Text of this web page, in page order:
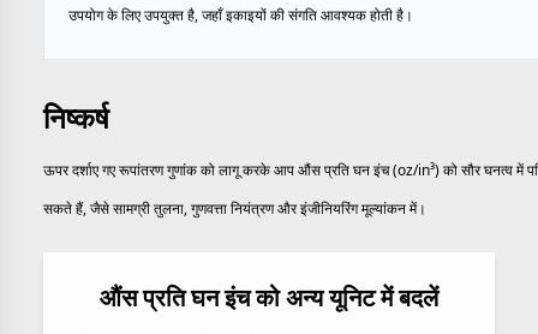
उपयोग के लिए उपयुक्त है, जहाँ इकाइयों की संगति आवश्यक होती है।
निष्कर्ष
ऊपर दर्शाए गए रूपांतरण गुणांक को लागू करके आप औंस प्रति घन इंच (oz/in³) को सौर घनत्व में
सकते हैं, जैसे सामग्री तुलना, गुणवत्ता नियंत्रण और इंजीनियरिंग मूल्यांकन में।
औंस प्रति घन इंच को अन्य यूनिट में बदलें